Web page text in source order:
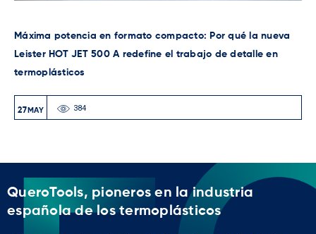
¿Qué extrusora Leister elegir para tu taller? Guía técnica
comparativa de soluciones
QueroTools, pioneros en la industria
española de los termoplásticos